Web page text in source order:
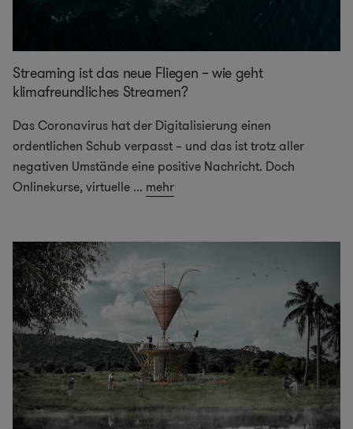
Streaming ist das neue Fliegen – wie geht
klimafreundliches Streamen?
Das Coronavirus hat der Digitalisierung einen
ordentlichen Schub verpasst – und das ist trotz aller
negativen Umstände eine positive Nachricht. Doch
Onlinekurse, virtuelle ... mehr